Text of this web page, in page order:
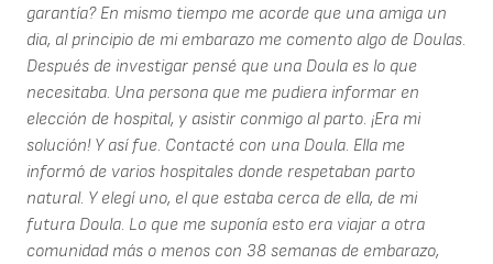
garantía? En mismo tiempo me acorde que una amiga un
dia, al principio de mi embarazo me comento algo de Doulas.
Después de investigar pensé que una Doula es lo que
necesitaba. Una persona que me pudiera informar en
elección de hospital, y asistir conmigo al parto. ¡Era mi
solución! Y así fue. Contacté con una Doula. Ella me
informó de varios hospitales donde respetaban parto
natural. Y elegí uno, el que estaba cerca de ella, de mi
futura Doula. Lo que me suponía esto era viajar a otra
comunidad más o menos con 38 semanas de embarazo,